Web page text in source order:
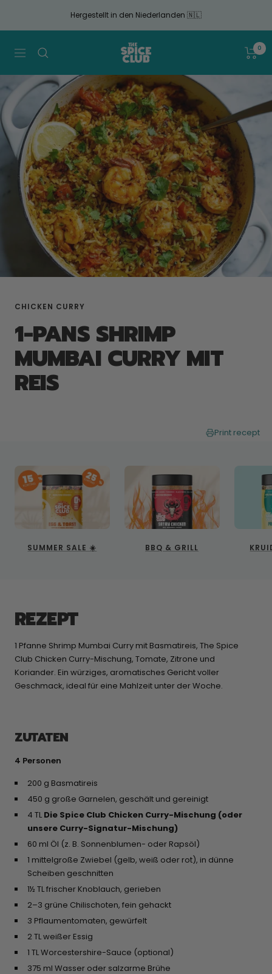
zum
Artikel
Hergestellt in den Niederlanden 🇳🇱
Navigation
The
Spice
Club
0
CHICKEN CURRY
1-PANS SHRIMP
MUMBAI CURRY MIT
REIS
Print recept
SUMMER SALE ☀️ BBQ & GRILL
REZEPT
1 Pfanne Shrimp Mumbai Curry mit Basmatireis, The Spice
Club Chicken Curry-Mischung, Tomate, Zitrone und
Koriander. Ein würziges, aromatisches Gericht voller
Geschmack, ideal für eine Mahlzeit unter der Woche.
ZUTATEN
4 Personen
200 g Basmatireis
450 g große Garnelen, geschält und gereinigt
4 TL Die Spice Club Chicken Curry-Mischung (oder
unsere Curry-Signatur-Mischung)
60 ml Öl (z. B. Sonnenblumen- oder Rapsöl)
1 mittelgroße Zwiebel (gelb, weiß oder rot), in dünne
Scheiben geschnitten
1½ TL frischer Knoblauch, gerieben
2–3 grüne Chilischoten, fein gehackt
3 Pflaumentomaten, gewürfelt
2 TL weißer Essig
1 TL Worcestershire-Sauce (optional)
375 ml Wasser oder salzarme Brühe